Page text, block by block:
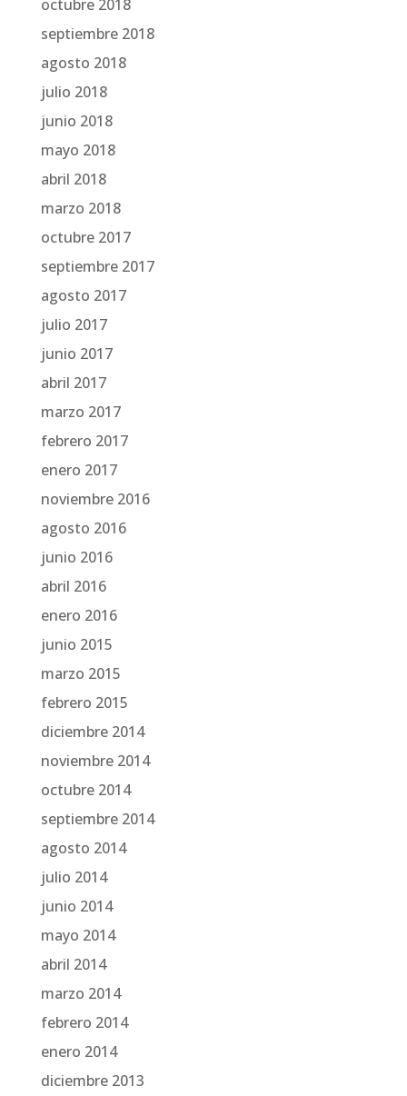
octubre 2018
septiembre 2018
agosto 2018
julio 2018
junio 2018
mayo 2018
abril 2018
marzo 2018
octubre 2017
septiembre 2017
agosto 2017
julio 2017
junio 2017
abril 2017
marzo 2017
febrero 2017
enero 2017
noviembre 2016
agosto 2016
junio 2016
abril 2016
enero 2016
junio 2015
marzo 2015
febrero 2015
diciembre 2014
noviembre 2014
octubre 2014
septiembre 2014
agosto 2014
julio 2014
junio 2014
mayo 2014
abril 2014
marzo 2014
febrero 2014
enero 2014
diciembre 2013